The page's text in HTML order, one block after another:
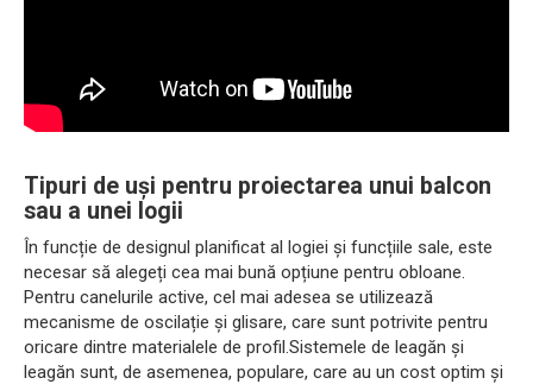
Tipuri de uși pentru proiectarea unui balcon
sau a unei logii
În funcție de designul planificat al logiei și funcțiile sale, este
necesar să alegeți cea mai bună opțiune pentru obloane.
Pentru canelurile active, cel mai adesea se utilizează
mecanisme de oscilație și glisare, care sunt potrivite pentru
oricare dintre materialele de profil.Sistemele de leagăn și
leagăn sunt, de asemenea, populare, care au un cost optim și